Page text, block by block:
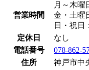
営業時間
月～木曜
金・土曜
日・祝日
定休日
なし
電話番号
078-862-
住所
神戸市中